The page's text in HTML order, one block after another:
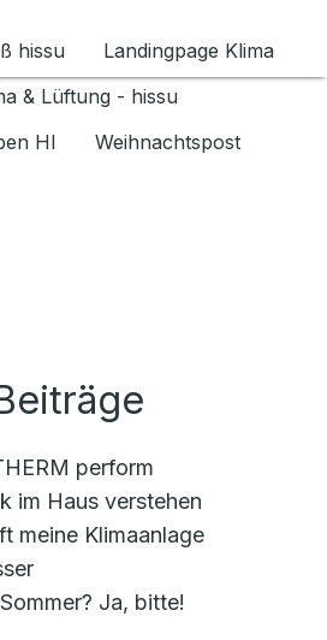
umschalten
hissu
Landingpage Klima
& Lüftung - hissu
HI
Weihnachtspost
perform
im Haus verstehen
meine Klimaanlage
Ja, bitte!